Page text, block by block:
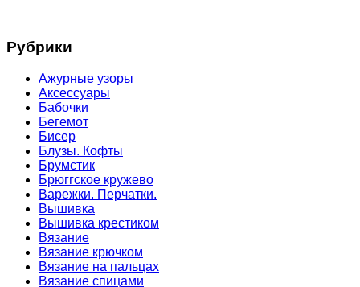
Рубрики
Ажурные узоры
Аксессуары
Бабочки
Бегемот
Бисер
Блузы. Кофты
Брумстик
Брюггское кружево
Варежки. Перчатки.
Вышивка
Вышивка крестиком
Вязание
Вязание крючком
Вязание на пальцах
Вязание спицами